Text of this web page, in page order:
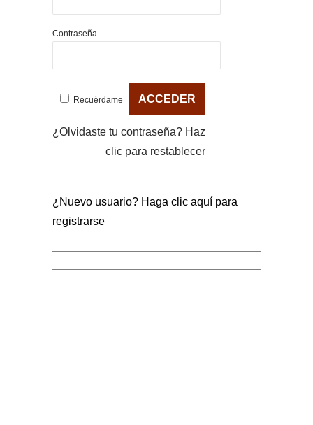
Contraseña
Recuérdame
¿Olvidaste tu contraseña? Haz
clic para restablecer
¿Nuevo usuario? Haga clic aquí para
registrarse